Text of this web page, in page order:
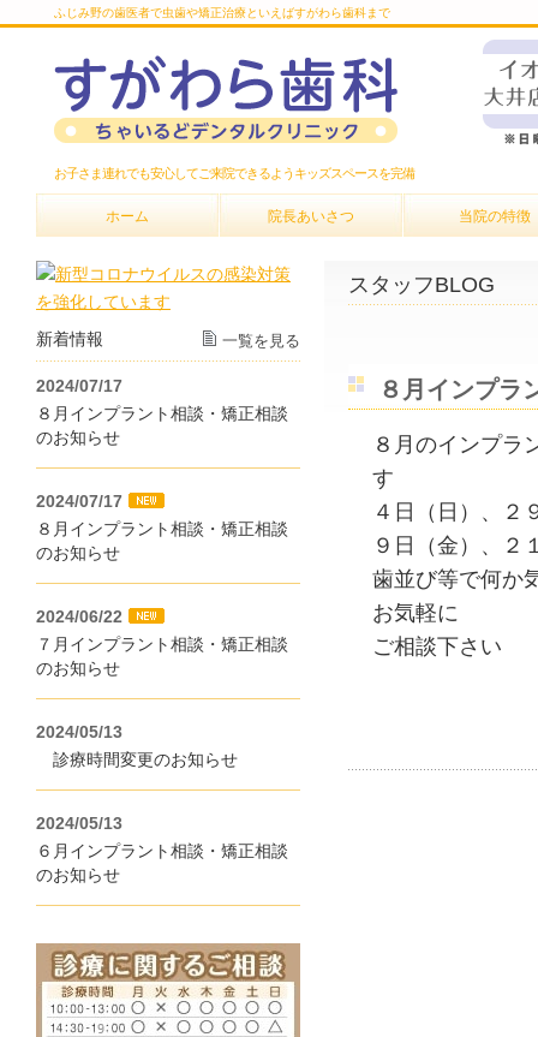
ふじみ野の歯医者で虫歯や矯正治療といえばすがわら歯科まで
お子さま連れでも安心してご来院できるようキッズスペースを完備
ホーム 院長あいさつ 当院の特徴
スタッフBLOG
８月インプラ
８月のインプラ
す
４日（日）、２
９日（金）、２
歯並び等で何か
お気軽に
ご相談下さい
新着情報 一覧を見る
2024/07/17
８月インプラント相談・矯正相談
のお知らせ
2024/07/17
８月インプラント相談・矯正相談
のお知らせ
2024/06/22
７月インプラント相談・矯正相談
のお知らせ
2024/05/13
診療時間変更のお知らせ
2024/05/13
６月インプラント相談・矯正相談
のお知らせ